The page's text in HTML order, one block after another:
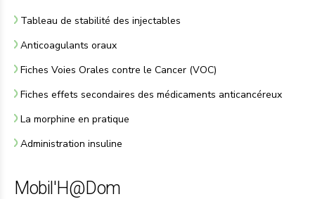
Tableau de stabilité des injectables
Anticoagulants oraux
Fiches Voies Orales contre le Cancer (VOC)
Fiches effets secondaires des médicaments anticancéreux
La morphine en pratique
Administration insuline
Mobil'H@Dom